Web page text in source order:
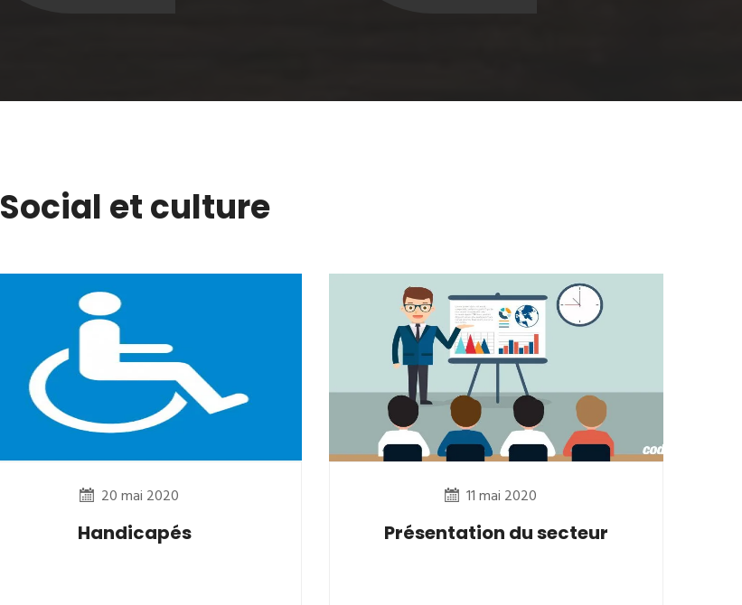
Social et culture
20 mai 2020
Handicapés
11 mai 2020
Présentation du secteur